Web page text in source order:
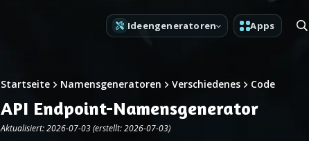
Ideengeneratoren Apps
Startseite Namensgeneratoren Verschiedenes Code
API Endpoint-Namensgenerator
Aktualisiert: 2026-07-03 (erstellt: 2026-07-03)